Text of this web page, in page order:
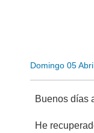
Domingo 05
Buenos días
He